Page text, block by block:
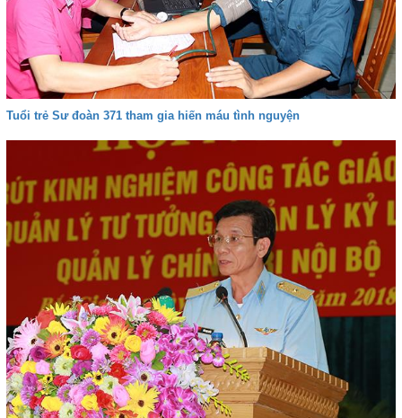
Tuổi trẻ Sư đoàn 371 tham gia hiến máu tình nguyện